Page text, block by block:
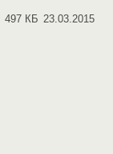
497 КБ 23.03.2015